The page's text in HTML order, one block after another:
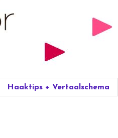
Haaktips + Vertaalschema